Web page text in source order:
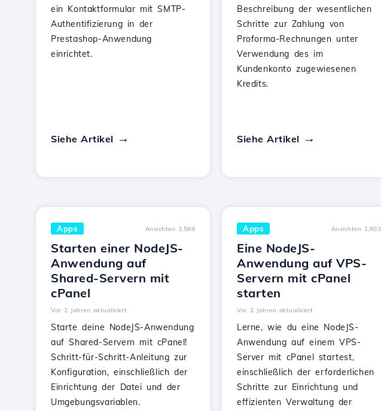
ein Kontaktformular mit SMTP-
Authentifizierung in der
Prestashop-Anwendung
einrichtet.
Siehe Artikel
Beschreibung der wesentlichen
Schritte zur Zahlung von
Proforma-Rechnungen unter
Verwendung des im
Kundenkonto zugewiesenen
Kredits.
Siehe Artikel
Apps Ansichten 3,589
Starten einer NodeJS-
Anwendung auf
Shared-Servern mit
cPanel
Vor 2 Jahren aktualisiert
Starte deine NodeJS-Anwendung
auf Shared-Servern mit cPanel!
Schritt-für-Schritt-Anleitung zur
Konfiguration, einschließlich der
Einrichtung der Datei und der
Umgebungsvariablen.
Apps Ansichten 1,603
Eine NodeJS-
Anwendung auf VPS-
Servern mit cPanel
starten
Vor 2 Jahren aktualisiert
Lerne, wie du eine NodeJS-
Anwendung auf einem VPS-
Server mit cPanel startest,
einschließlich der erforderlichen
Schritte zur Einrichtung und
effizienten Verwaltung der